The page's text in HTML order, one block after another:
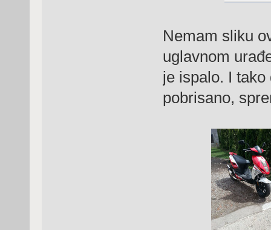
Nemam sliku
uglavnom
je ispalo. I
pobrisano,